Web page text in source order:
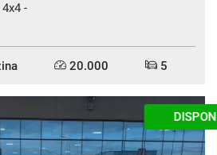
-
20.000 5
DISPONIBILE